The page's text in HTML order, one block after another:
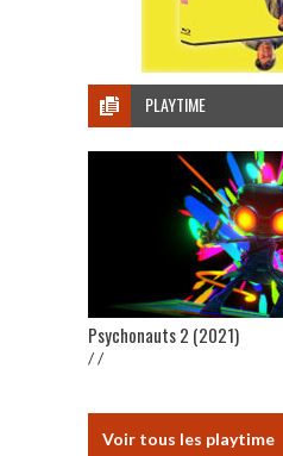
PLAYTIME
Psychonauts 2 (2021)
/ /
Voir tous les playtime